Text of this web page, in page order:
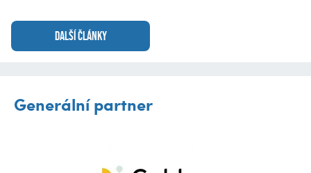
DALŠÍ ČLÁNKY
Generální partner